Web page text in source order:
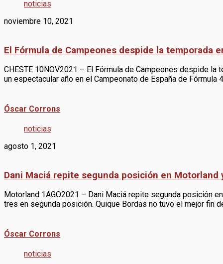
noticias
noviembre 10, 2021
El Fórmula de Campeones despide la temporada
CHESTE 10NOV2021 – El Fórmula de Campeones despide
un espectacular año en el Campeonato de España de
Óscar Corrons
noticias
agosto 1, 2021
Dani Maciá repite segunda posición en Motorland
Motorland 1AGO2021 – Dani Maciá repite segunda posición
tres en segunda posición. Quique Bordas no tuvo el mejor
Óscar Corrons
noticias